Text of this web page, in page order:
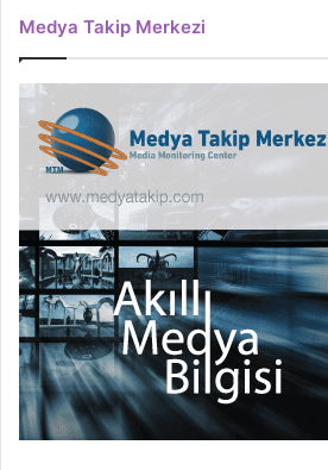
Medya Takip Merkezi